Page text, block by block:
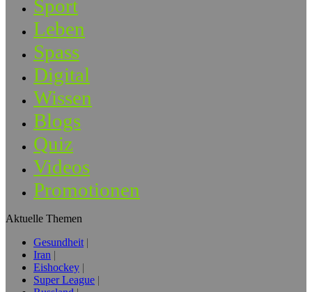
Sport
Leben
Spass
Digital
Wissen
Blogs
Quiz
Videos
Promotionen
Aktuelle Themen
Gesundheit
Iran
Eishockey
Super League